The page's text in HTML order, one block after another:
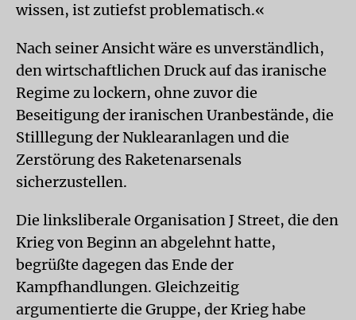
wissen, ist zutiefst problematisch.«
Nach seiner Ansicht wäre es unverständlich,
den wirtschaftlichen Druck auf das iranische
Regime zu lockern, ohne zuvor die
Beseitigung der iranischen Uranbestände, die
Stilllegung der Nuklearanlagen und die
Zerstörung des Raketenarsenals
sicherzustellen.
Die linksliberale Organisation J Street, die den
Krieg von Beginn an abgelehnt hatte,
begrüßte dagegen das Ende der
Kampfhandlungen. Gleichzeitig
argumentierte die Gruppe, der Krieg habe